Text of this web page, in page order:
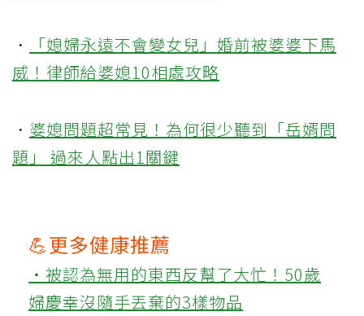
．
「媳婦永遠不會變女兒」婚前被婆婆下馬
威！律師給婆媳10相處攻略
． 婆媳問題超常見！為何很少聽到「岳婿問
題」 過來人點出1關鍵
💪更多健康推薦
‧被認為無用的東西反幫了大忙！50歲
婦慶幸沒隨手丟棄的3樣物品